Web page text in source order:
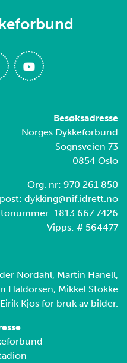
Besøksadresse
Norges Dykkeforbund
Sognsveien 73
0854 Oslo
Org. nr: 970 261 850
dykking@nif.idrett.no
1813 667 7426
Vipps: # 564477
Nordahl, Martin Hanell,
Haldorsen, Mikkel Stokke
Kjos for bruk av bilder.